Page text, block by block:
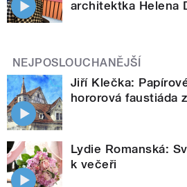
architektka Helena
NEJPOSLOUCHANĚJŠÍ
Jiří Klečka:
hororová faustiáda
Lydie Romanská:
k večeři